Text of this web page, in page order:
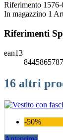
Riferimento
In magazzino 1
Riferimenti
ean13
16 altri
-50%